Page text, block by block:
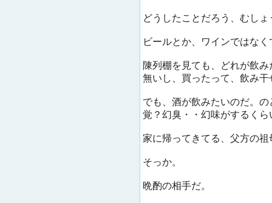
どうしたことだろう、むし
ビールとか、ワインではなく
陳列棚を見ても、どれが飲
無いし、買ったって、飲み
でも、酒が飲みたいのだ。
覚？幻臭・・幻味がするくら
家に帰ってきてる、父方の
そっか。
晩酌の相手だ。